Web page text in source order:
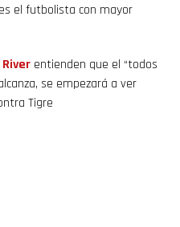
el futbolista con mayor
River entienden que el “todos
se empezará a ver
Tigre